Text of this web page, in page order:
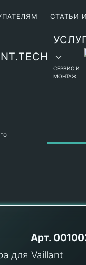
СТАТЬИ
СЕРВИС И
МОНТАЖ
Арт.